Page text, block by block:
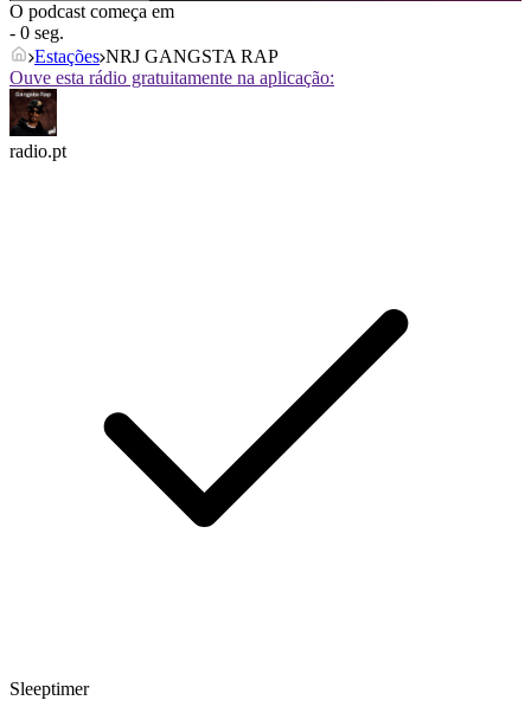
O podcast começa em
- 0 seg.
Estações NRJ GANGSTA RAP
Ouve esta rádio gratuitamente na aplicação:
radio.pt
Sleeptimer